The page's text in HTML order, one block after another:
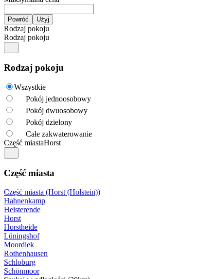
Rodzaj pokoju
Rodzaj pokoju
Rodzaj pokoju
Wszystkie
Pokój jednoosobowy
Pokój dwuosobowy
Pokój dzielony
Całe zakwaterowanie
Część miastaHorst
Część miasta
Część miasta (Horst (Holstein))
Hahnenkamp
Heisterende
Horst
Horstheide
Lüningshof
Moordiek
Rothenhausen
Schloburg
Schönmoor